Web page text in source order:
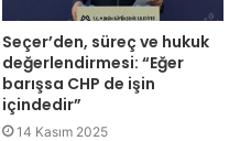
Seçer’den, süreç ve hukuk
değerlendirmesi: “Eğer
barışsa CHP de işin
içindedir”
14 Kasım 2025